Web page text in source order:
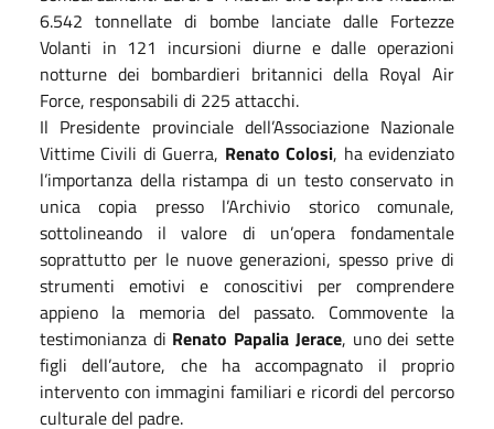
6.542 tonnellate di bombe lanciate dalle Fortezze
Volanti in 121 incursioni diurne e dalle operazioni
notturne dei bombardieri britannici della Royal Air
Force, responsabili di 225 attacchi.
Il Presidente provinciale dell’Associazione Nazionale
Vittime Civili di Guerra, Renato Colosi, ha evidenziato
l’importanza della ristampa di un testo conservato in
unica copia presso l’Archivio storico comunale,
sottolineando il valore di un’opera fondamentale
soprattutto per le nuove generazioni, spesso prive di
strumenti emotivi e conoscitivi per comprendere
appieno la memoria del passato. Commovente la
testimonianza di Renato Papalia Jerace, uno dei sette
figli dell’autore, che ha accompagnato il proprio
intervento con immagini familiari e ricordi del percorso
culturale del padre.